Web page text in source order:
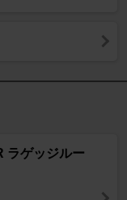
ラゲッジルー